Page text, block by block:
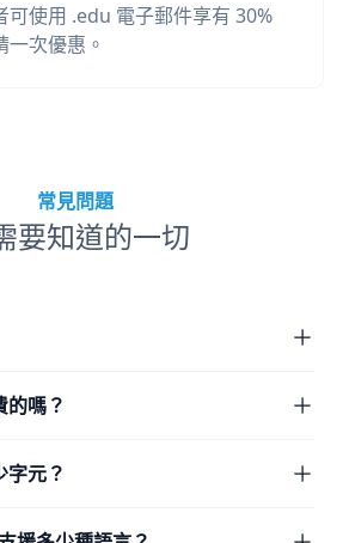
可使用 .edu 電子郵件享有 30%
次優惠。
常見問題
要知道的一切
的嗎？
字元？